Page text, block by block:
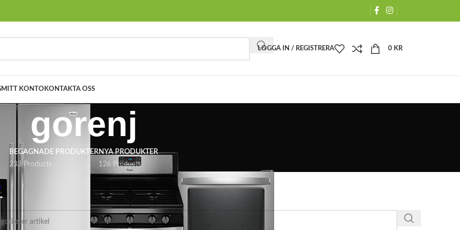
LOGGA IN / REGISTRERA 0 KR
MITT KONTO KONTAKTA OSS
gorenj
BEGAGNADE PRODUKTER
233 Products
NYA PRODUKTER
126 Products
som motsvarar ditt val.